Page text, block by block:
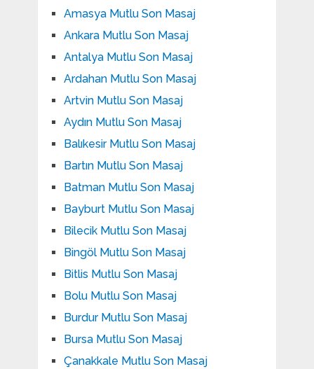
Amasya Mutlu Son Masaj
Ankara Mutlu Son Masaj
Antalya Mutlu Son Masaj
Ardahan Mutlu Son Masaj
Artvin Mutlu Son Masaj
Aydın Mutlu Son Masaj
Balıkesir Mutlu Son Masaj
Bartın Mutlu Son Masaj
Batman Mutlu Son Masaj
Bayburt Mutlu Son Masaj
Bilecik Mutlu Son Masaj
Bingöl Mutlu Son Masaj
Bitlis Mutlu Son Masaj
Bolu Mutlu Son Masaj
Burdur Mutlu Son Masaj
Bursa Mutlu Son Masaj
Çanakkale Mutlu Son Masaj